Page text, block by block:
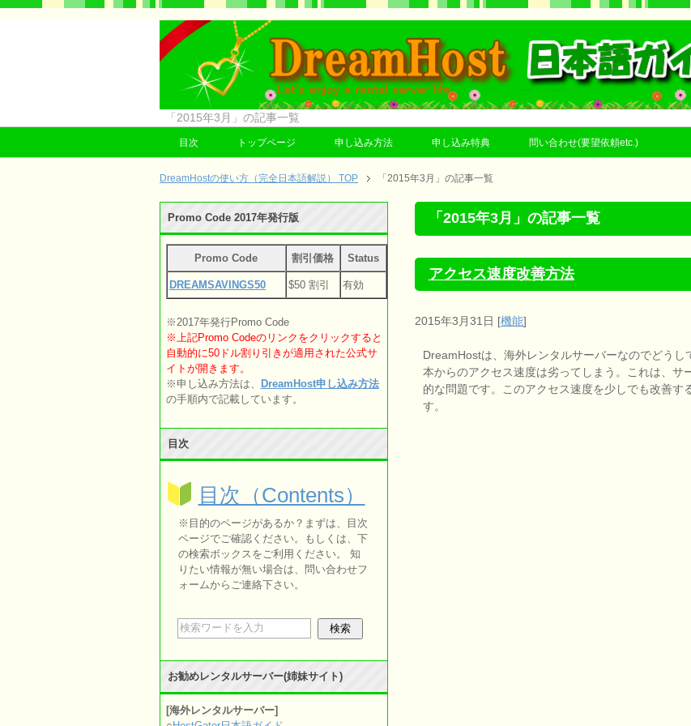
「2015年3月」の記事一覧
目次 トップページ 申し込み方法 申し込み特典 問い合わせ(要望依頼etc.)
DreamHostの使い方（完全日本語解説） TOP 「2015年3月」の記事一覧
「2015年3月」の記事一覧
アクセス速度改善方法
2015年3月31日 [機能]
DreamHostは、海外レンタルサーバーなのでどう
本からのアクセス速度は劣ってしまう。これは、
的な問題です。このアクセス速度を少しでも改善す
す。
Promo Code 2017年発行版
Promo Code 割引価格 Status
DREAMSAVINGS50 $50 割引 有効
※2017年発行Promo Code
※上記Promo Codeのリンクをクリックすると
自動的に50ドル割り引きが適用された公式サ
イトが開きます。
※申し込み方法は、
DreamHost申し込み方法
の手順内で記載しています。
目次
目次（Contents）
※目的のページがあるか？まずは、目次
ページでご確認ください。もしくは、下
の検索ボックスをご利用ください。 知
りたい情報が無い場合は、問い合わせフ
ォームからご連絡下さい。
お勧めレンタルサーバー(姉妹サイト)
[海外レンタルサーバー]